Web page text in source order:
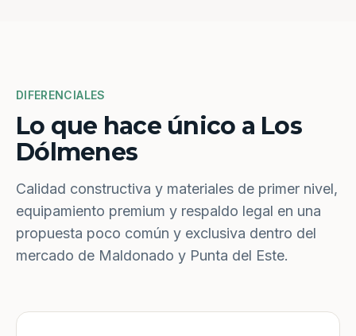
DIFERENCIALES
Lo que hace único a Los
Dólmenes
Calidad constructiva y materiales de primer nivel,
equipamiento premium y respaldo legal en una
propuesta poco común y exclusiva dentro del
mercado de Maldonado y Punta del Este.